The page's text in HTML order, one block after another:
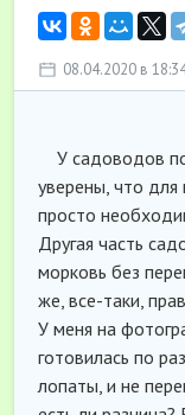
08.04.2020 в
У садоводов
уверены, что
просто
Другая часть
морковь без
же, все-таки,
У меня на
готовилась по
лопаты, и не